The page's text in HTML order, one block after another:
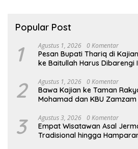
Popular Post
1 Agustus 1, 2026 0 Komentar
Pesan Bupati Thariq di
ke Baitullah Harus Dibarengi
2 Agustus 1, 2026 0 Komentar
Bawa Kajian ke Taman
Mohamad dan KBU
3 Agustus 3, 2026 0 Komentar
Empat Wisatawan Asal
Tradisional hingga